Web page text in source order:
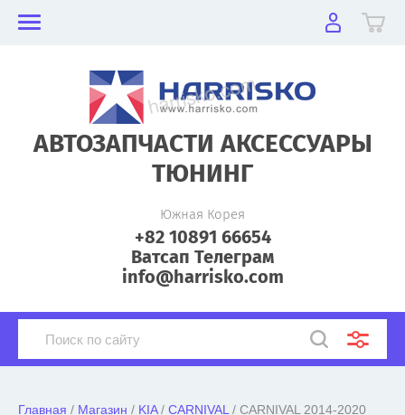
АВТОЗАПЧАСТИ АКСЕССУАРЫ
ТЮНИНГ
Южная Корея
+82 10891 66654
Ватсап Телеграм
info@harrisko.com
Главная / Магазин / KIA / CARNIVAL / CARNIVAL 2014-2020